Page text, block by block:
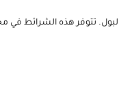
هذه الشرائط في